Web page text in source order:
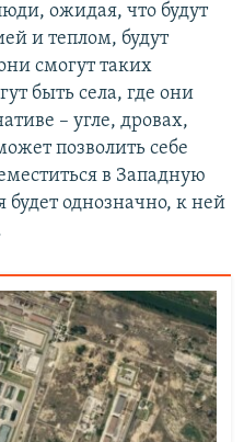
ожидая, что будут
и теплом, будут
смогут таких
быть села, где они
– угле, дровах,
позволить себе
в Западную
будет однозначно, к ней